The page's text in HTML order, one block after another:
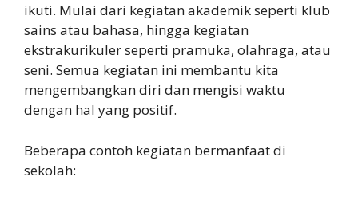
ikuti. Mulai dari kegiatan akademik seperti klub
sains atau bahasa, hingga kegiatan
ekstrakurikuler seperti pramuka, olahraga, atau
seni. Semua kegiatan ini membantu kita
mengembangkan diri dan mengisi waktu
dengan hal yang positif.
Beberapa contoh kegiatan bermanfaat di
sekolah: